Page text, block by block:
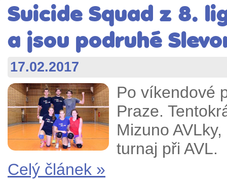
Suicide Squad z 8.
a jsou podruhé
17.02.2017
Po víkendové
Praze.
Mizuno
turnaj při AVL.
Celý článek »